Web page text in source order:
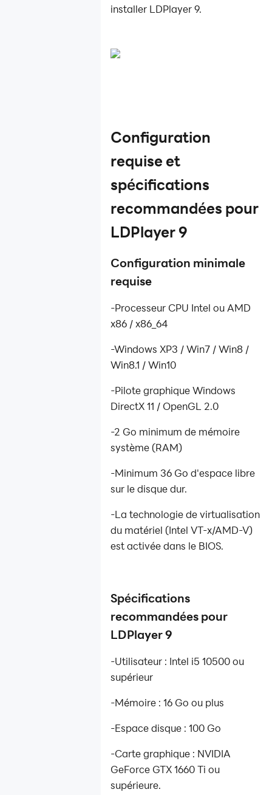
installer LDPlayer 9.
Configuration
requise et
spécifications
recommandées pour
LDPlayer 9
Configuration minimale
requise
-Processeur CPU Intel ou AMD
x86 / x86_64
-Windows XP3 / Win7 / Win8 /
Win8.1 / Win10
-Pilote graphique Windows
DirectX 11 / OpenGL 2.0
-2 Go minimum de mémoire
système (RAM)
-Minimum 36 Go d'espace libre
sur le disque dur.
-La technologie de virtualisation
du matériel (Intel VT-x/AMD-V)
est activée dans le BIOS.
Spécifications
recommandées pour
LDPlayer 9
-Utilisateur : Intel i5 10500 ou
supérieur
-Mémoire : 16 Go ou plus
-Espace disque : 100 Go
-Carte graphique : NVIDIA
GeForce GTX 1660 Ti ou
supérieure.